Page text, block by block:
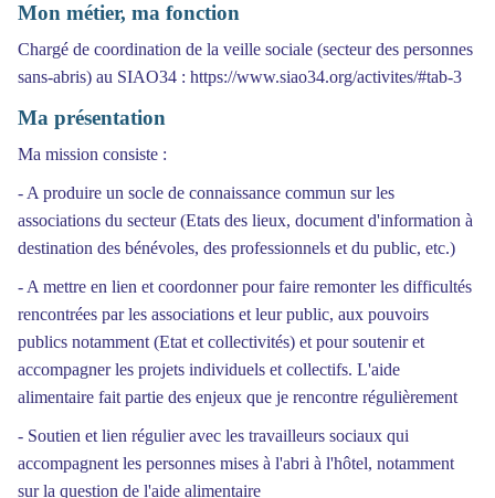
Mon métier, ma fonction
Chargé de coordination de la veille sociale (secteur des personnes
sans-abris) au SIAO34 : https://www.siao34.org/activites/#tab-3
Ma présentation
Ma mission consiste :
- A produire un socle de connaissance commun sur les
associations du secteur (Etats des lieux, document d'information à
destination des bénévoles, des professionnels et du public, etc.)
- A mettre en lien et coordonner pour faire remonter les difficultés
rencontrées par les associations et leur public, aux pouvoirs
publics notamment (Etat et collectivités) et pour soutenir et
accompagner les projets individuels et collectifs. L'aide
alimentaire fait partie des enjeux que je rencontre régulièrement
- Soutien et lien régulier avec les travailleurs sociaux qui
accompagnent les personnes mises à l'abri à l'hôtel, notamment
sur la question de l'aide alimentaire